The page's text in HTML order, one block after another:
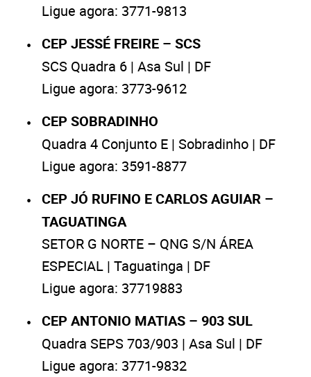
Ligue agora: 3771-9813
CEP JESSÉ FREIRE – SCS
SCS Quadra 6 | Asa Sul | DF
Ligue agora: 3773-9612
CEP SOBRADINHO
Quadra 4 Conjunto E | Sobradinho | DF
Ligue agora: 3591-8877
CEP JÓ RUFINO E CARLOS AGUIAR –
TAGUATINGA
SETOR G NORTE – QNG S/N ÁREA
ESPECIAL | Taguatinga | DF
Ligue agora: 37719883
CEP ANTONIO MATIAS – 903 SUL
Quadra SEPS 703/903 | Asa Sul | DF
Ligue agora: 3771-9832